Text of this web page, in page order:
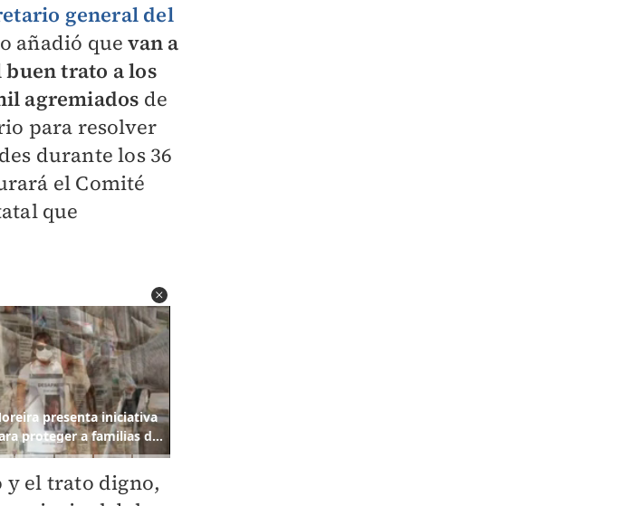
general del
añadió que van a
trato a los
agremiados de
para resolver
durante los 36
el Comité
que
y el trato digno,